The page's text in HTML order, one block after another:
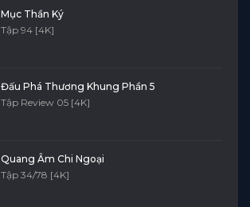
Mục Thần Ký
Tập 94 [4K]
Đấu Phá Thương Khung Phần 5
Tập Review 05 [4K]
Quang Âm Chi Ngoại
Tập 34/78 [4K]